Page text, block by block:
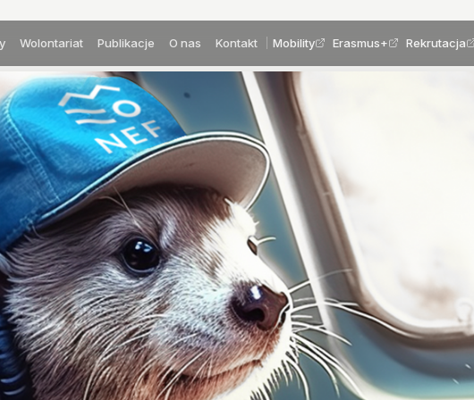
Wolontariat Publikacje O nas Kontakt Mobility Erasmus+ Rekrutacja